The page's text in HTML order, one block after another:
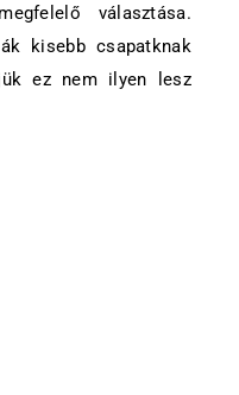
választása.
kisebb csapatknak
ez nem ilyen lesz